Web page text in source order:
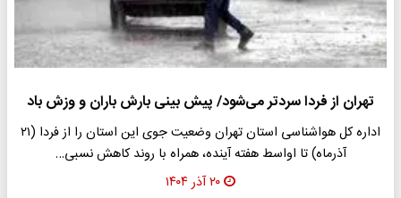
تهران از فردا سردتر می‌شود/ پیش بینی بارش باران و وزش باد
اداره کل هواشناسی استان تهران وضعیت جوی این استان را از فردا (۲۱
آذرماه) تا اواسط هفته آینده، همراه با روند کاهش نسبی…
۲۰ آذر ۱۴۰۴